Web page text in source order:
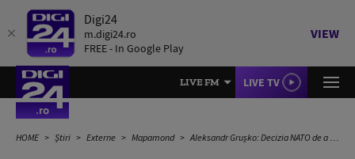
Digi24
m.digi24.ro
FREE - In Google Play
VIEW
LIVE FM LIVE TV
HOME Știri Externe Mapamond Aleksandr Gruşko: Decizia NATO de a înfiinţa centre militare la graniţele Rusiei este o încercare de a exercita presiune